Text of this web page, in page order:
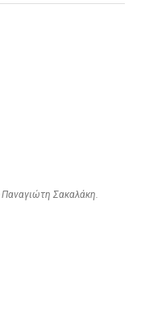
Παναγιώτη Σακαλάκη